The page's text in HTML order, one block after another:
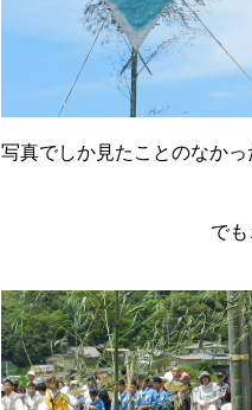
写真でしか見たことのなか
で